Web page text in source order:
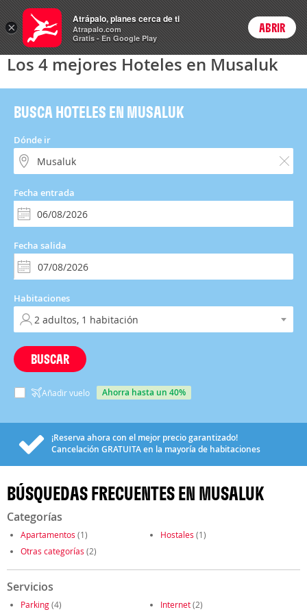
Hoteles Login
Los 4 mejores Hoteles en Musaluk
BUSCA HOTELES EN MUSALUK
Dónde ir
Fecha entrada
Fecha salida
Habitaciones
BUSCAR
Añadir vuelo ahorra hasta un 40%
¡Reserva ahora con el mejor precio garantizado!
Cancelación GRATUITAen la mayoría de habitaciones
BÚSQUEDAS FRECUENTES EN MUSALUK
Categorías
Apartamentos (1) Hostales (1)
Otras categorías (2)
Servicios
Parking(4) Internet(2)
×
Atrápalo, planes cerca de ti
Atrapalo.com
Gratis - En Google Play
ABRIR